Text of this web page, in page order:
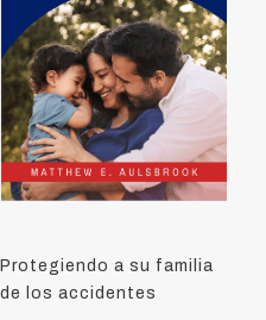
Protegiendo a su familia
de los accidentes